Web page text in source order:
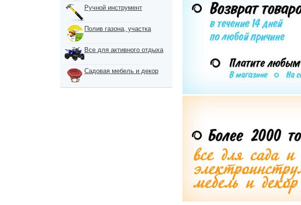
Ручной инструмент
Полив газона, участка
Все для активного отдыха
Садовая мебель и декор